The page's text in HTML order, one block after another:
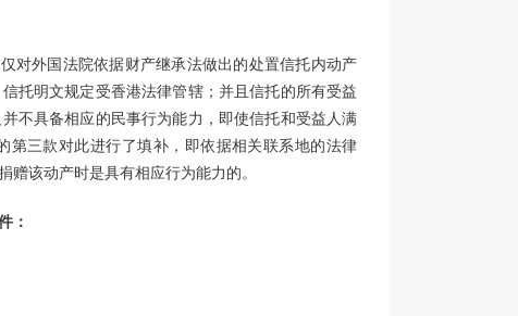
对外国法院依据财产继承法做出的处置信托内动产
托明文规定受香港法律管辖；并且信托的所有受益
不具备相应的民事行为能力，即使信托和受益人满
第三款对此进行了填补，即依据相关联系地的法律
赠该动产时是具有相应行为能力的。
：